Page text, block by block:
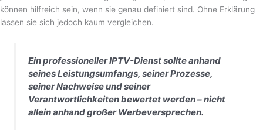
können hilfreich sein, wenn sie genau definiert sind. Ohne Erklärung
lassen sie sich jedoch kaum vergleichen.
Ein professioneller IPTV-Dienst sollte anhand
seines Leistungsumfangs, seiner Prozesse,
seiner Nachweise und seiner
Verantwortlichkeiten bewertet werden – nicht
allein anhand großer Werbeversprechen.